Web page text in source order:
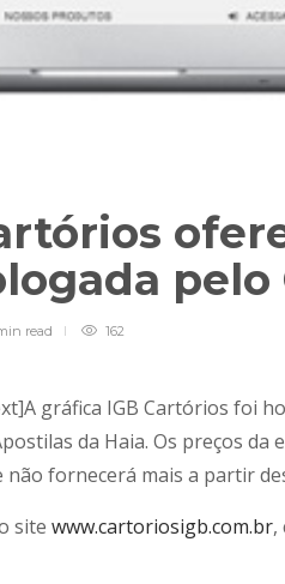
pelo
read 162
gráfica IGB Cartórios foi
da Haia. Os preços da
não fornecerá mais a partir
site www.cartoriosigb.com.br,